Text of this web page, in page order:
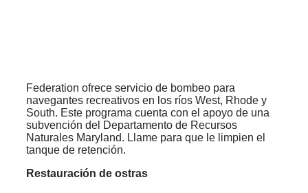
Federation ofrece servicio de bombeo para
navegantes recreativos en los ríos West, Rhode y
South. Este programa cuenta con el apoyo de una
subvención del Departamento de Recursos
Naturales Maryland. Llame para que le limpien el
tanque de retención.
Restauración de ostras